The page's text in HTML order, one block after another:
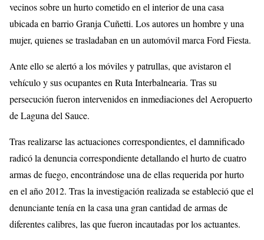
vecinos sobre un hurto cometido en el interior de una casa
ubicada en barrio Granja Cuñetti. Los autores un hombre y una
mujer, quienes se trasladaban en un automóvil marca Ford Fiesta.
Ante ello se alertó a los móviles y patrullas, que avistaron el
vehículo y sus ocupantes en Ruta Interbalnearia. Tras su
persecución fueron intervenidos en inmediaciones del Aeropuerto
de Laguna del Sauce.
Tras realizarse las actuaciones correspondientes, el damnificado
radicó la denuncia correspondiente detallando el hurto de cuatro
armas de fuego, encontrándose una de ellas requerida por hurto
en el año 2012. Tras la investigación realizada se estableció que el
denunciante tenía en la casa una gran cantidad de armas de
diferentes calibres, las que fueron incautadas por los actuantes.